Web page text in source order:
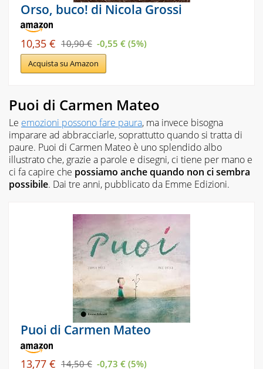
Orso, buco! di Nicola Grossi
10,35 € 10,90 € -0,55 € (5%)
Acquista su Amazon
Puoi di Carmen Mateo
Le emozioni possono fare paura, ma invece bisogna
imparare ad abbracciarle, soprattutto quando si tratta di
paure. Puoi di Carmen Mateo è uno splendido albo
illustrato che, grazie a parole e disegni, ci tiene per mano e
ci fa capire che possiamo anche quando non ci sembra
possibile. Dai tre anni, pubblicato da Emme Edizioni.
Puoi di Carmen Mateo
13,77 € 14,50 € -0,73 € (5%)